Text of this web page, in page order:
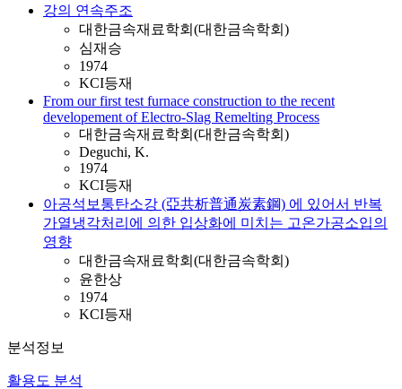
강의 연속주조
대한금속재료학회(대한금속학회)
심재승
1974
KCI등재
From our first test furnace construction to the recent
developement of Electro-Slag Remelting Process
대한금속재료학회(대한금속학회)
Deguchi, K.
1974
KCI등재
아공석보통탄소강 (亞共析普通炭素鋼) 에 있어서 반복
가열냉각처리에 의한 입상화에 미치는 고온가공소입의
영향
대한금속재료학회(대한금속학회)
윤한상
1974
KCI등재
분석정보
활용도 분석